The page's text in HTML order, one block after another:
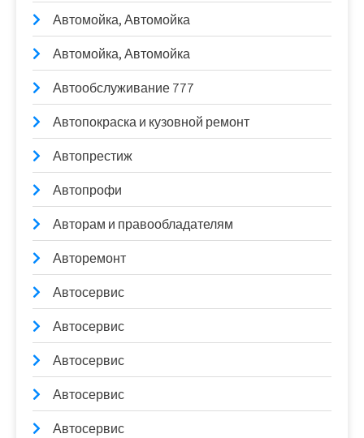
Автомойка, Автомойка
Автомойка, Автомойка
Автообслуживание 777
Автопокраска и кузовной ремонт
Автопрестиж
Автопрофи
Авторам и правообладателям
Авторемонт
Автосервис
Автосервис
Автосервис
Автосервис
Автосервис